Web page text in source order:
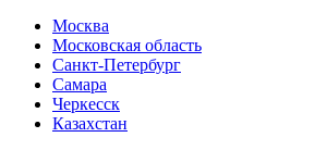
Москва
Московская область
Санкт-Петербург
Самара
Черкесск
Казахстан